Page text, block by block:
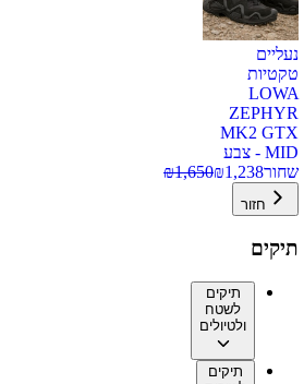
נעליים
טקטיות
LOWA
ZEPHYR
MK2 GTX
MID - צבע
שחור
₪1,238
₪1,650
חזור
תיקים
תיקים
לשטח
ולטיולים
תיקים